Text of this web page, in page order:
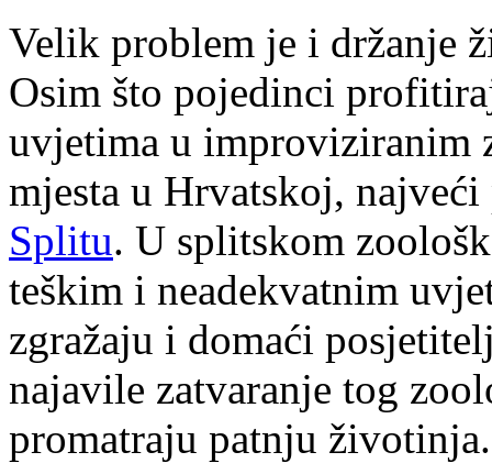
Velik problem je i držanje
Osim što pojedinci
uvjetima u improviziranim
mjesta u Hrvatskoj,
Splitu. U splitskom
teškim i neadekvatnim
zgražaju i domaći
najavile zatvaranje tog
promatraju patnju životinja.